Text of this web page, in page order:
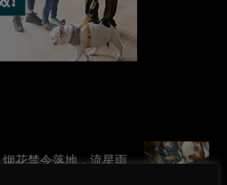
花禁令落地，流星雨